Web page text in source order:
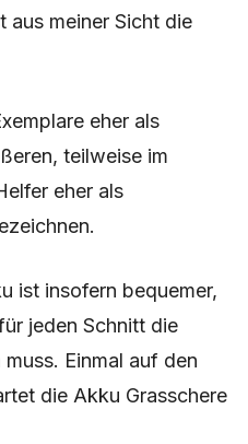
aus meiner Sicht die
eher als
teilweise im
eher als
ist insofern bequemer,
jeden Schnitt die
Einmal auf den
die Akku Grasschere